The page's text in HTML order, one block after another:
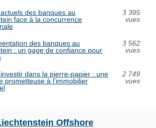
des banques au
face à la concurrence
3 395
vues
des banques au
: un gage de confiance pour
3 562
vues
dans la pierre-papier : une
prometteuse à l’immobilier
2 749
vues
Offshore